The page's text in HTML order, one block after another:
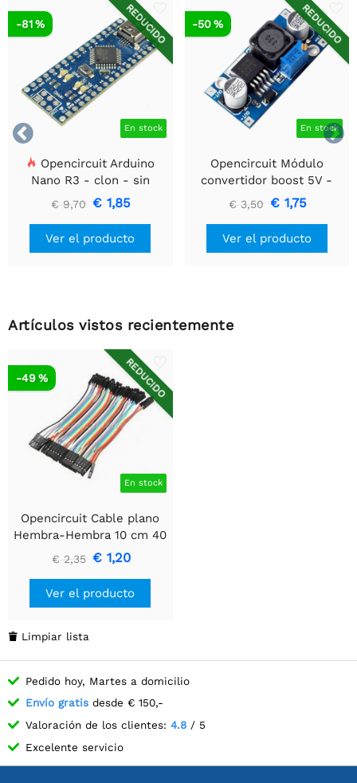


REDUCIDO
En stock
-81 %
Opencircuit Arduino
Nano R3 - clon - sin
encabezados
€ 9,70 € 1,85
Ver el producto
REDUCIDO
En stock
-50 %
Opencircuit Módulo
convertidor boost 5V -
35V XL6009
€ 3,50 € 1,75
Ver el producto
Artículos vistos recientemente
REDUCIDO
En stock
-49 %
Opencircuit Cable plano
Hembra-Hembra 10 cm 40
piezas
€ 2,35 € 1,20
Ver el producto
 Limpiar lista
Pedido hoy, Martes a domicilio
Envío gratis desde € 150,-
Valoración de los clientes: 4.8 / 5
Excelente servicio